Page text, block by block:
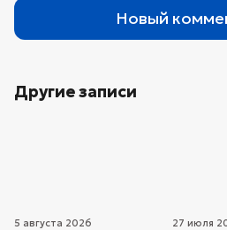
Новый
Другие записи
5 августа 2026 27 июля